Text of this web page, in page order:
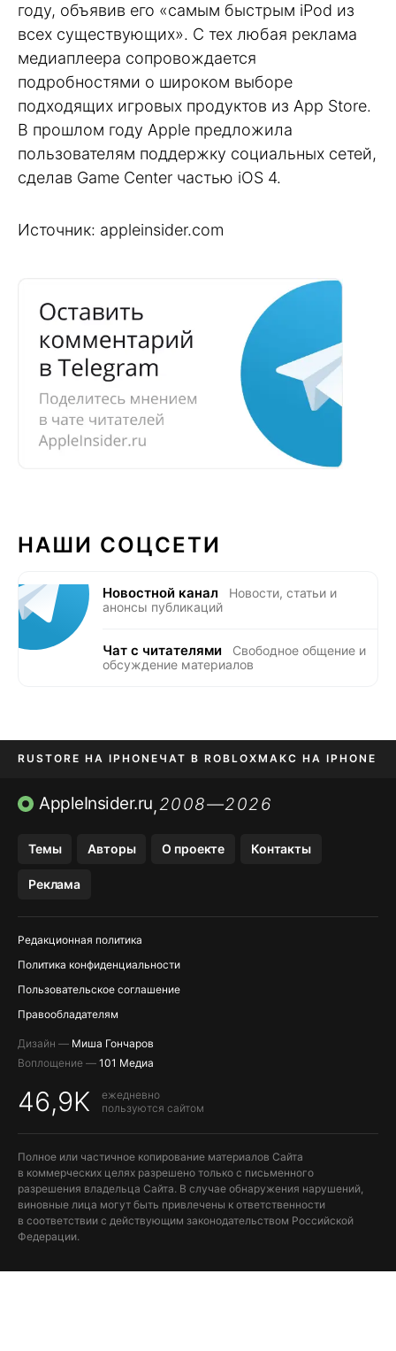
году, объявив его «самым быстрым iPod из
всех существующих». С тех любая реклама
медиаплеера сопровождается
подробностями о широком выборе
подходящих игровых продуктов из App Store.
В прошлом году Apple предложила
пользователям поддержку социальных сетей,
сделав Game Center частью iOS 4.
Источник: appleinsider.com
НАШИ СОЦСЕТИ
Новостной канал
Новости, статьи и
анонсы публикаций
Чат с читателями
Свободное общение и
обсуждение материалов
RUSTORE НА IPHONE ЧАТ В ROBLOXМАКС НА IPHONE
AVITO НА IPHONEВТБ ОНЛАЙН TIKTOK НА IPHONE
AppleInsider.ru,2008—2026
Темы Авторы О проекте Контакты
Реклама
Редакционная политика
Политика конфиденциальности
Пользовательское соглашение
Правообладателям
Дизайн — Миша Гончаров
Воплощение — 101 Медиа
46,9K
ежедневно
пользуются сайтом
Полное или частичное копирование материалов Сайта
в коммерческих целях разрешено только с письменного
разрешения владельца Сайта. В случае обнаружения нарушений,
виновные лица могут быть привлечены к ответственности
в соответствии с действующим законодательством Российской
Федерации.